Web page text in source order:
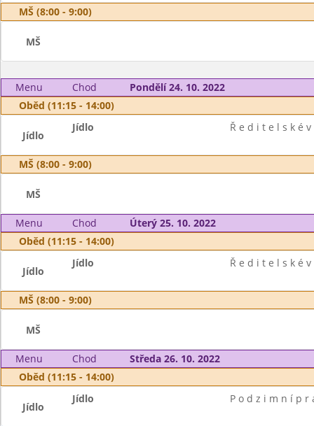
MŠ (8:00 - 9:00)
MŠ
Menu Chod
Pondělí 24. 10. 2022
Oběd (11:15 - 14:00)
Jídlo
Jídlo Ř e d i t e l s k é
MŠ (8:00 - 9:00)
MŠ
Menu Chod
Úterý 25. 10. 2022
Oběd (11:15 - 14:00)
Jídlo
Jídlo Ř e d i t e l s k é
MŠ (8:00 - 9:00)
MŠ
Menu Chod
Středa 26. 10. 2022
Oběd (11:15 - 14:00)
Jídlo
Jídlo P o d z i m n í p r